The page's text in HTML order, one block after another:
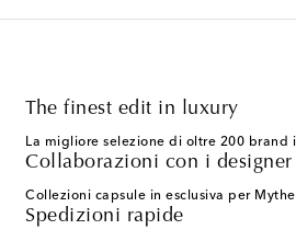
The finest edit in luxury
La migliore selezione di oltre 200 brand
Collaborazioni con i designer
Collezioni capsule in esclusiva per
Spedizioni rapide